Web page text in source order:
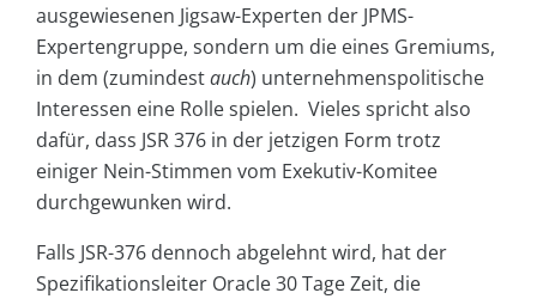
ausgewiesenen Jigsaw-Experten der JPMS-
Expertengruppe, sondern um die eines Gremiums,
in dem (zumindestauch) unternehmenspolitische
Interessen eine Rolle spielen. Vieles spricht also
dafür, dass JSR 376 in der jetzigen Form trotz
einiger Nein-Stimmen vom Exekutiv-Komitee
durchgewunken wird.
Falls JSR-376 dennoch abgelehnt wird, hat der
Spezifikationsleiter Oracle 30 Tage Zeit, die